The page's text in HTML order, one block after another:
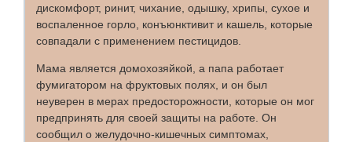
дискомфорт, ринит, чихание, одышку, хрипы, сухое и
воспаленное горло, конъюнктивит и кашель, которые
совпадали с применением пестицидов.
Мама является домохозяйкой, а папа работает
фумигатором на фруктовых полях, и он был
неуверен в мерах предосторожности, которые он мог
предпринять для своей защиты на работе. Он
сообщил о желудочно-кишечных симптомах,